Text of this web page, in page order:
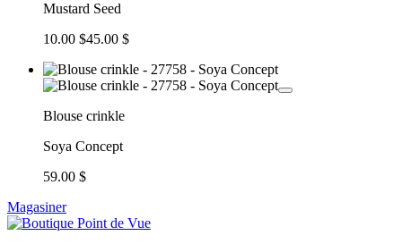
Mustard Seed
10.00 $45.00 $
Blouse crinkle
Soya Concept
59.00 $
Magasiner